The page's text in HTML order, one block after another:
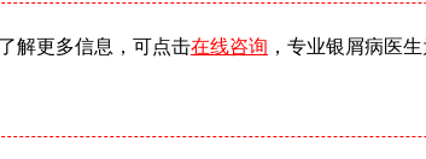
解更多信息，可点击在线咨询 ，专业银屑病医